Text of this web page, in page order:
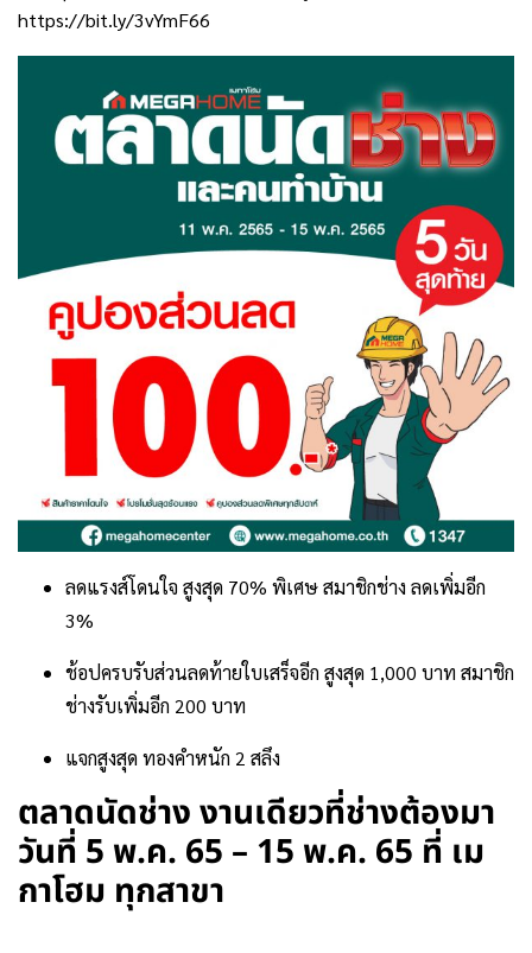
https://bit.ly/3vYmF66
ลดแรงส์โดนใจ สูงสุด 70% พิเศษ สมาชิกช่าง ลดเพิ่มอีก
3%
ช้อปครบรับส่วนลดท้ายใบเสร็จอีก สูงสุด 1,000 บาท สมาชิก
ช่างรับเพิ่มอีก 200 บาท
แจกสูงสุด ทองคำหนัก 2 สลึง
ตลาดนัดช่าง งานเดียวที่ช่างต้องมา
วันที่ 5 พ.ค. 65 – 15 พ.ค. 65 ที่ เม
กาโฮม ทุกสาขา